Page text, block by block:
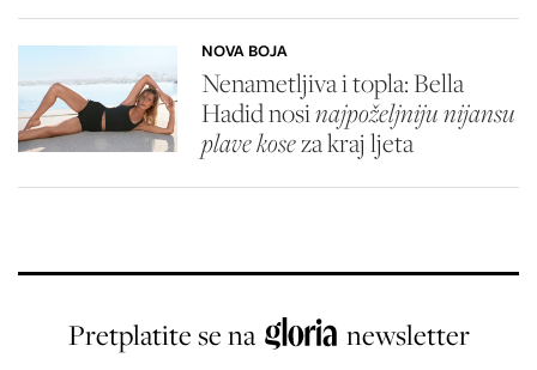
NOVA BOJA
Nenametljiva i topla: Bella
Hadid nosinajpoželjniju nijansu
plave koseza kraj ljeta
Pretplatite se na newsletter